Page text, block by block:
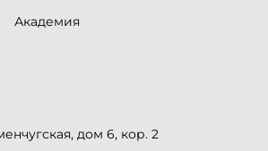
Академия
дом 6, кор. 2